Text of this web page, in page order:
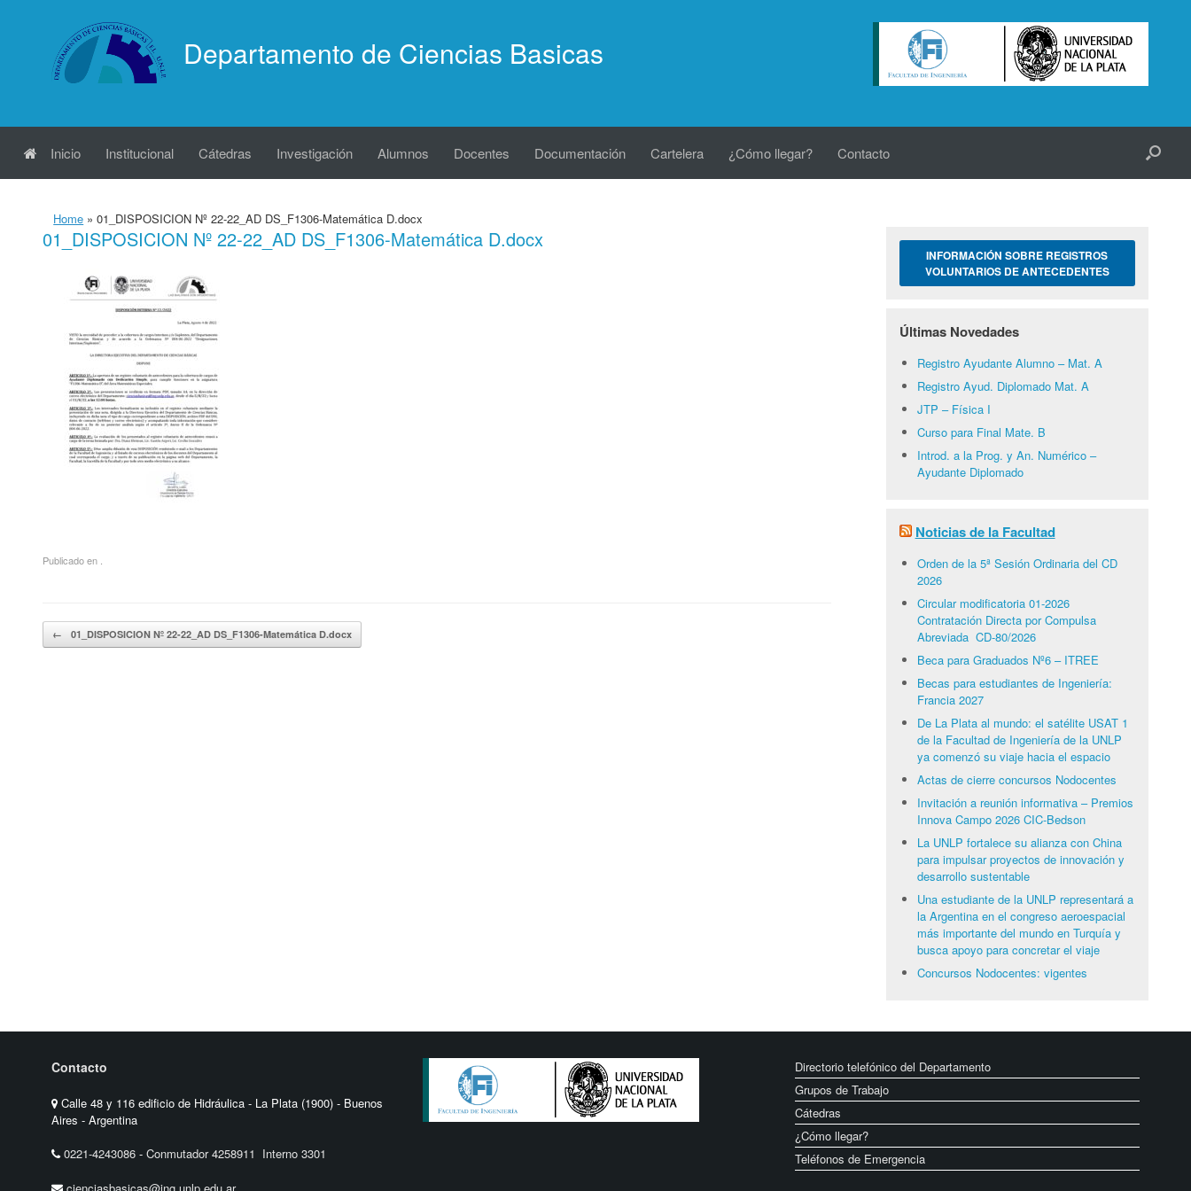
Departamento de Ciencias Basicas
Inicio Institucional Cátedras Investigación Alumnos Docentes Documentación Cartelera ¿Cómo llegar? Contacto
Home » 01_DISPOSICION Nº 22-22_AD DS_F1306-Matemática D.docx
01_DISPOSICION Nº 22-22_AD DS_F1306-Matemática D.docx
Publicado en .
Navegador de artículos
← 01_DISPOSICION Nº 22-22_AD DS_F1306-Matemática D.docx
INFORMACIÓN SOBRE REGISTROS
VOLUNTARIOS DE ANTECEDENTES
Últimas Novedades
Registro Ayudante Alumno – Mat. A
Registro Ayud. Diplomado Mat. A
JTP – Física I
Curso para Final Mate. B
Introd. a la Prog. y An. Numérico –
Ayudante Diplomado
Noticias de la Facultad
Orden de la 5ª Sesión Ordinaria del CD
2026
Circular modificatoria 01-2026
Contratación Directa por Compulsa
Abreviada CD-80/2026
Beca para Graduados Nº6 – ITREE
Becas para estudiantes de Ingeniería:
Francia 2027
De La Plata al mundo: el satélite USAT 1
de la Facultad de Ingeniería de la UNLP
ya comenzó su viaje hacia el espacio
Actas de cierre concursos Nodocentes
Invitación a reunión informativa – Premios
Innova Campo 2026 CIC-Bedson
La UNLP fortalece su alianza con China
para impulsar proyectos de innovación y
desarrollo sustentable
Una estudiante de la UNLP representará a
la Argentina en el congreso aeroespacial
más importante del mundo en Turquía y
busca apoyo para concretar el viaje
Concursos Nodocentes: vigentes
Contacto
Calle 48 y 116 edificio de Hidráulica - La Plata (1900) - Buenos
Aires - Argentina
0221-4243086 -Conmutador 4258911 Interno 3301
Directorio telefónico del Departamento
Grupos de Trabajo
Cátedras
¿Cómo llegar?
Teléfonos de Emergencia